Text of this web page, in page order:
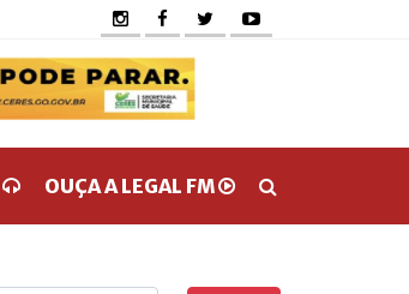
OUÇA A LEGAL FM